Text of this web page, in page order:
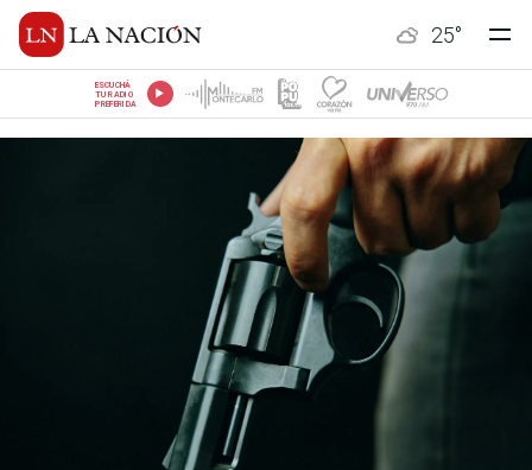
25°
ESCUCHÁ
TU RADIO
PREFERIDA